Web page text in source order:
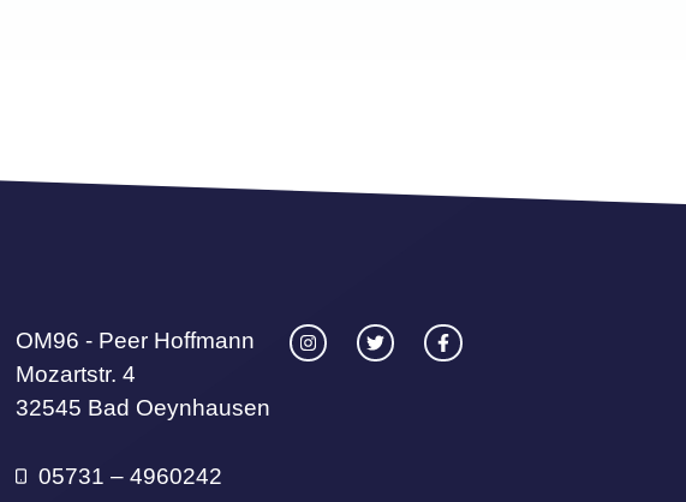
OM96 - Peer Hoffmann
Mozartstr. 4
32545 Bad Oeynhausen
05731 – 4960242